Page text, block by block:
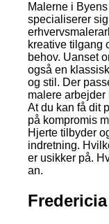
Malerne i
specialiserer
kreative tilgang
behov. Uanset
også en
og stil. Der
malere arbejder
At du kan få dit
på kompromis
Hjerte tilbyder
indretning.
er usikker på.
an.